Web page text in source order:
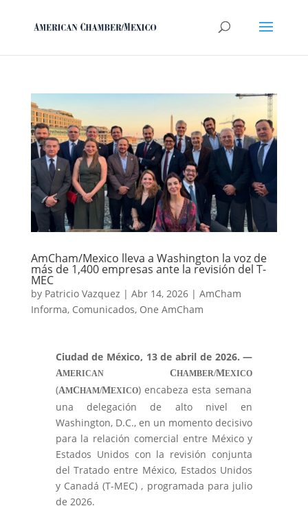
AmCham/Mexico lleva a Washington la voz de
más de 1,400 empresas ante la revisión del T-
MEC
by Patricio Vazquez | Abr 14, 2026| AmCham
Informa, Comunicados, One AmCham
Ciudad de México, 13 de abril de 2026. —
AMERICANCHAMBER/MEXICO
(AMCHAM/MEXICO) encabeza esta semana
una delegación de alto nivel en
Washington, D.C., en un momento decisivo
para la relación comercial entre México y
Estados Unidos con la revisión conjunta
del Tratado entre México, Estados Unidos
y Canadá (T-MEC) , programada para julio
de 2026.